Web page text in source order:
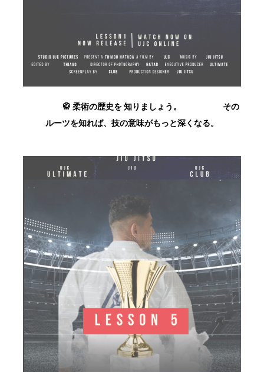
🥋 柔術の歴史を 知りましょう。 その
ルーツを知れば、技の意味がもっと深くなる。